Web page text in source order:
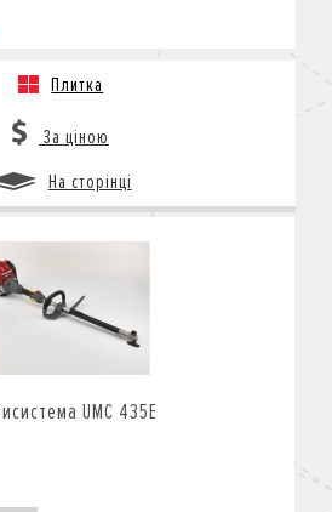
Плитка
За ціною
На сторінці
UMC 435E